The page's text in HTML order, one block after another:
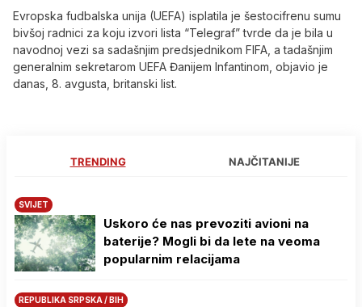
Evropska fudbalska unija (UEFA) isplatila je šestocifrenu sumu
bivšoj radnici za koju izvori lista “Telegraf” tvrde da je bila u
navodnoj vezi sa sadašnjim predsjednikom FIFA, a tadašnjim
generalnim sekretarom UEFA Đanijem Infantinom, objavio je
danas, 8. avgusta, britanski list.
TRENDING NAJČITANIJE
SVIJET
Uskoro će nas prevoziti avioni na
baterije? Mogli bi da lete na veoma
popularnim relacijama
REPUBLIKA SRPSKA / BIH